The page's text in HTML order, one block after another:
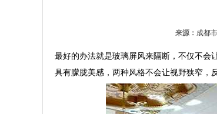
来源： 成都
最好的办法就是玻璃屏风来隔断，不仅不会
具有朦胧美感，两种风格不会让视野狭窄，